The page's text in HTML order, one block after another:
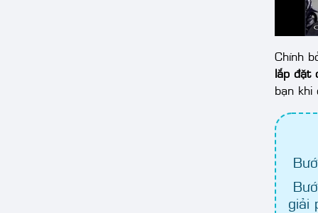
Chính
lắp đặt
bạn
giải